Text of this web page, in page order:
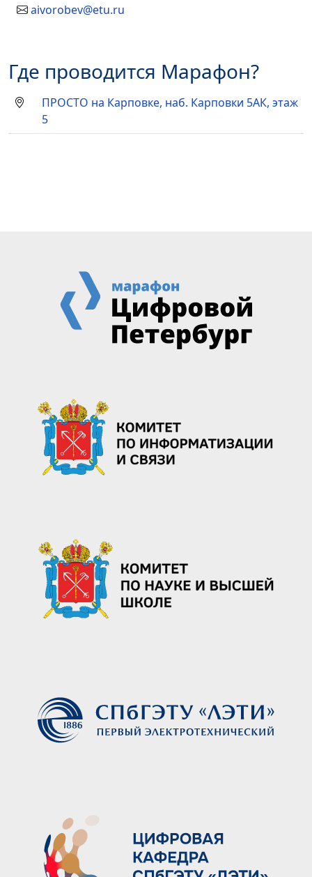
aivorobev@etu.ru
Где проводится Марафон?
ПРОСТО на Карповке, наб. Карповки 5АК, этаж
5